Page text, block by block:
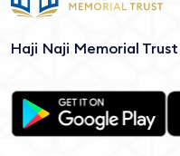
Haji Naji Memorial Trust